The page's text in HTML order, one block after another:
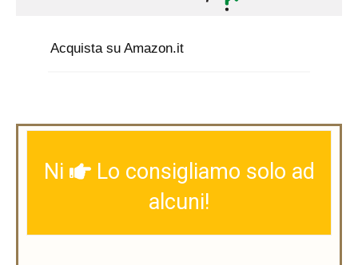
Acquista su Amazon.it
Ni
Lo consigliamo solo ad
alcuni!